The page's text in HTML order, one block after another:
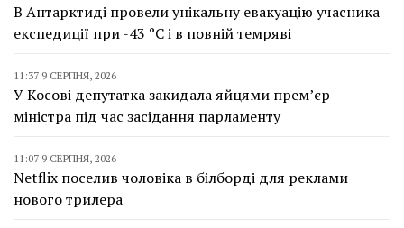
В Антарктиді провели унікальну евакуацію учасника
експедиції при -43 °C і в повній темряві
11:37 9 СЕРПНЯ, 2026
У Косові депутатка закидала яйцями прем’єр-
міністра під час засідання парламенту
11:07 9 СЕРПНЯ, 2026
Netflix поселив чоловіка в білборді для реклами
нового трилера